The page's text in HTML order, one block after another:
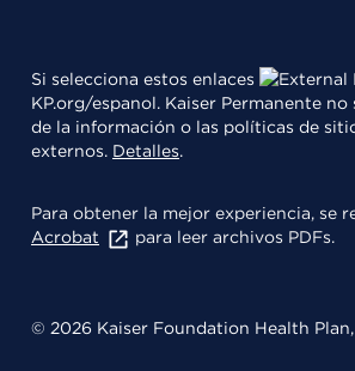
Si selecciona estos enlaces
KP.org/espanol. Kaiser Permanente no
de la información o las políticas de
externos. Detalles.
Para obtener la mejor experiencia, se
Acrobat
para leer archivos PDFs.
© 2026 Kaiser Foundation Health